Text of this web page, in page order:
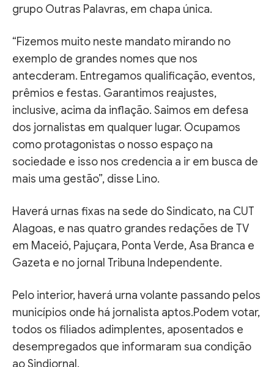
grupo Outras Palavras, em chapa única.
“Fizemos muito neste mandato mirando no
exemplo de grandes nomes que nos
antecderam. Entregamos qualificação, eventos,
prêmios e festas. Garantimos reajustes,
inclusive, acima da inflação. Saimos em defesa
dos jornalistas em qualquer lugar. Ocupamos
como protagonistas o nosso espaço na
sociedade e isso nos credencia a ir em busca de
mais uma gestão”, disse Lino.
Haverá urnas fixas na sede do Sindicato, na CUT
Alagoas, e nas quatro grandes redações de TV
em Maceió, Pajuçara, Ponta Verde, Asa Branca e
Gazeta e no jornal Tribuna Independente.
Pelo interior, haverá urna volante passando pelos
municípios onde há jornalista aptos.Podem votar,
todos os filiados adimplentes, aposentados e
desempregados que informaram sua condição
ao Sindjornal.